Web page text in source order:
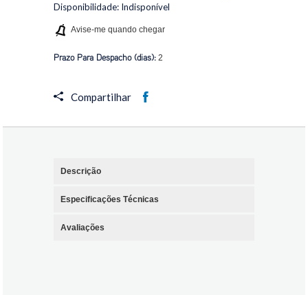
Disponibilidade: Indisponível
Avise-me quando chegar
Prazo Para Despacho (dias):2
Compartilhar
Descrição
Especificações Técnicas
Avaliações